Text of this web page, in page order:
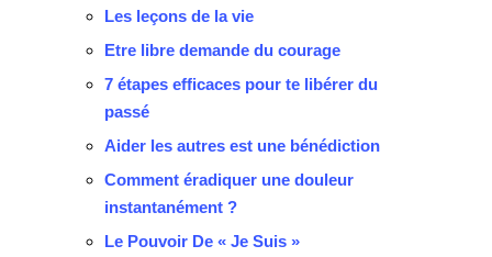
Les leçons de la vie
Etre libre demande du courage
7 étapes efficaces pour te libérer du
passé
Aider les autres est une bénédiction
Comment éradiquer une douleur
instantanément ?
Le Pouvoir De « Je Suis »